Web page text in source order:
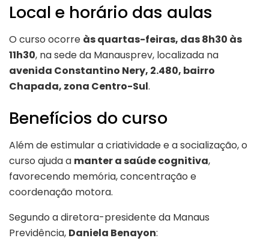
Local e horário das aulas
O curso ocorre às quartas-feiras, das 8h30 às
11h30, na sede da Manausprev, localizada na
avenida Constantino Nery, 2.480, bairro
Chapada, zona Centro-Sul.
Benefícios do curso
Além de estimular a criatividade e a socialização, o
curso ajuda a manter a saúde cognitiva,
favorecendo memória, concentração e
coordenação motora.
Segundo a diretora-presidente da Manaus
Previdência, Daniela Benayon: